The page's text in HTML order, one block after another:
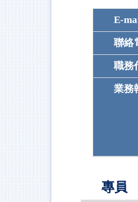
E-
聯絡
職務
業務
專員